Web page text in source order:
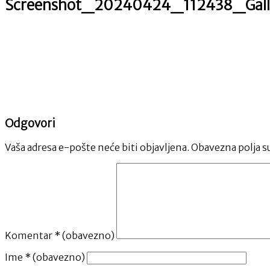
Odgovori
Vaša adresa e-pošte neće biti objavljena. Obavezna polja
Komentar * (obavezno)
Ime * (obavezno)